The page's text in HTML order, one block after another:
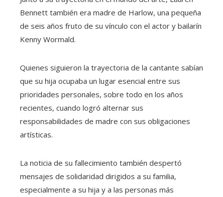
Bennett también era madre de Harlow, una pequeña
de seis años fruto de su vínculo con el actor y bailarín
Kenny Wormald.
Quienes siguieron la trayectoria de la cantante sabían
que su hija ocupaba un lugar esencial entre sus
prioridades personales, sobre todo en los años
recientes, cuando logró alternar sus
responsabilidades de madre con sus obligaciones
artísticas.
La noticia de su fallecimiento también despertó
mensajes de solidaridad dirigidos a su familia,
especialmente a su hija y a las personas más